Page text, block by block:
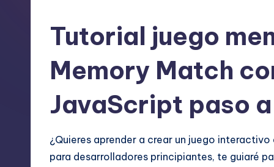
Tutorial juego
Memory Match
JavaScript paso
¿Quieres aprender a crear un juego
para desarrolladores principiantes, te guiaré